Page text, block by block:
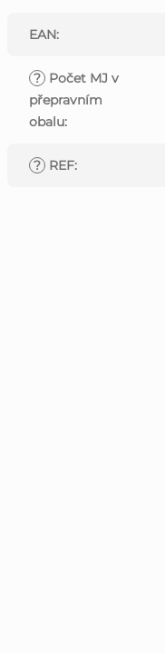
EAN:
? Počet MJ v
přepravním
obalu:
? REF: